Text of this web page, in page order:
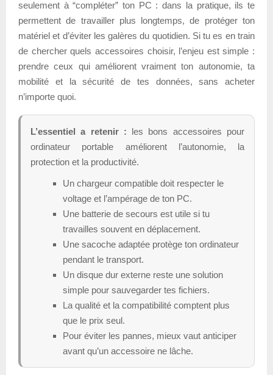
seulement à “compléter” ton PC : dans la pratique, ils te
permettent de travailler plus longtemps, de protéger ton
matériel et d’éviter les galères du quotidien. Si tu es en train
de chercher quels accessoires choisir, l’enjeu est simple :
prendre ceux qui améliorent vraiment ton autonomie, ta
mobilité et la sécurité de tes données, sans acheter
n’importe quoi.
L’essentiel a retenir : les bons accessoires pour
ordinateur portable améliorent l’autonomie, la
protection et la productivité.
Un chargeur compatible doit respecter le
voltage et l’ampérage de ton PC.
Une batterie de secours est utile si tu
travailles souvent en déplacement.
Une sacoche adaptée protège ton ordinateur
pendant le transport.
Un disque dur externe reste une solution
simple pour sauvegarder tes fichiers.
La qualité et la compatibilité comptent plus
que le prix seul.
Pour éviter les pannes, mieux vaut anticiper
avant qu’un accessoire ne lâche.